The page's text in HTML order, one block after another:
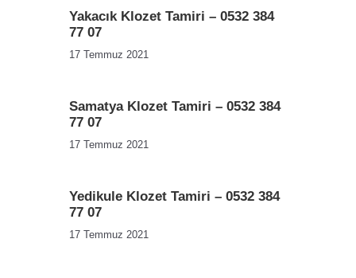
Yakacık Klozet Tamiri – 0532 384
77 07
17 Temmuz 2021
Samatya Klozet Tamiri – 0532 384
77 07
17 Temmuz 2021
Yedikule Klozet Tamiri – 0532 384
77 07
17 Temmuz 2021